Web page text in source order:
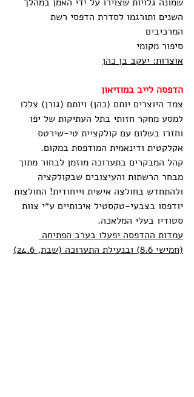
השנים ותורגמו לסדרת הדפסי רשת
המרכיבים
סיפור מקומי
אוצרות: יעקב בן כהן
הדפסה לייב במוזיאון
צמד היוצרים יותם (כהן) ויותם (גורן) צללו
למסע מחקר חזותי בתל העתיקות של יפו
וחזרו בשלום עם קולקציית טי-שירטס
אקלקטית ודינאמית המודפסת במקום.
קהל המבקרים בתערוכה מוזמן לבחור מתוך
מבחר הרשתות והעיצובים שבקולקציה
ולהתחדש בחולצה אישית וייחודית! החולצות
יודפסו בצבעי-טקסטיל איכותיים ע״י צוות
סטודיו בעלי המלאכה.
עמדות ההדפסה יפעלו בערב הפתיחה
(חמישי 8.6) ובנעילת התערוכה (שבת, 24.6)